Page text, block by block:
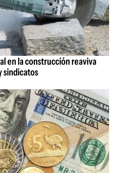
en la construcción reaviva
sindicatos